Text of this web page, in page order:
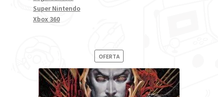
Super Nintendo
Xbox 360
OFERTAPRODUCTO
EN
OFERTA